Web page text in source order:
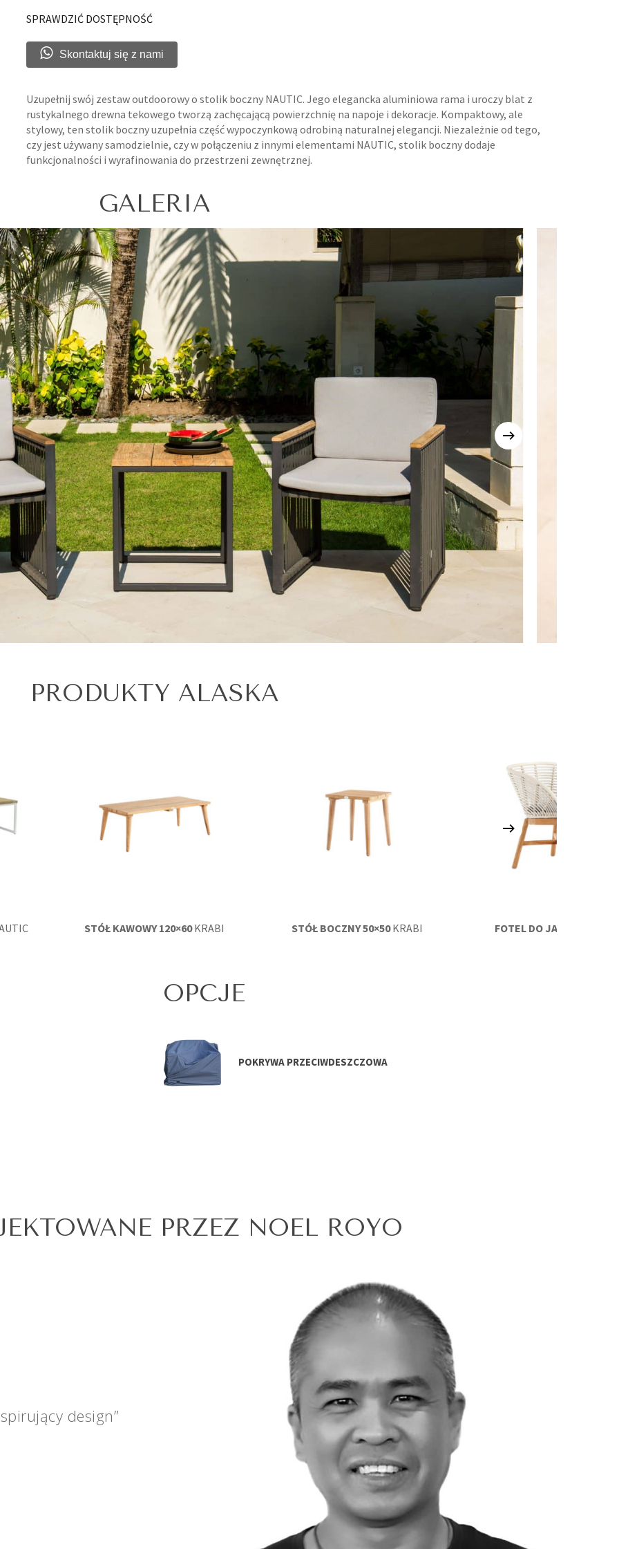
SPRAWDZIĆ DOSTĘPNOŚĆ
Skontaktuj się z nami
Uzupełnij swój zestaw outdoorowy o stolik boczny NAUTIC. Jego elegancka aluminiowa rama i uroczy blat z
rustykalnego drewna tekowego tworzą zachęcającą powierzchnię na napoje i dekoracje. Kompaktowy, ale
stylowy, ten stolik boczny uzupełnia część wypoczynkową odrobiną naturalnej elegancji. Niezależnie od tego,
czy jest używany samodzielnie, czy w połączeniu z innymi elementami NAUTIC, stolik boczny dodaje
funkcjonalności i wyrafinowania do przestrzeni zewnętrznej.
GALERIA
PRODUKTY ALASKA
STÓŁ KAWOWY 120×60KRABI STÓŁ BOCZNY 50×50KRABI FOTEL DO JADALNI
OPCJE
POKRYWA PRZECIWDESZCZOWA
PRZEZ NOEL ROYO
design”